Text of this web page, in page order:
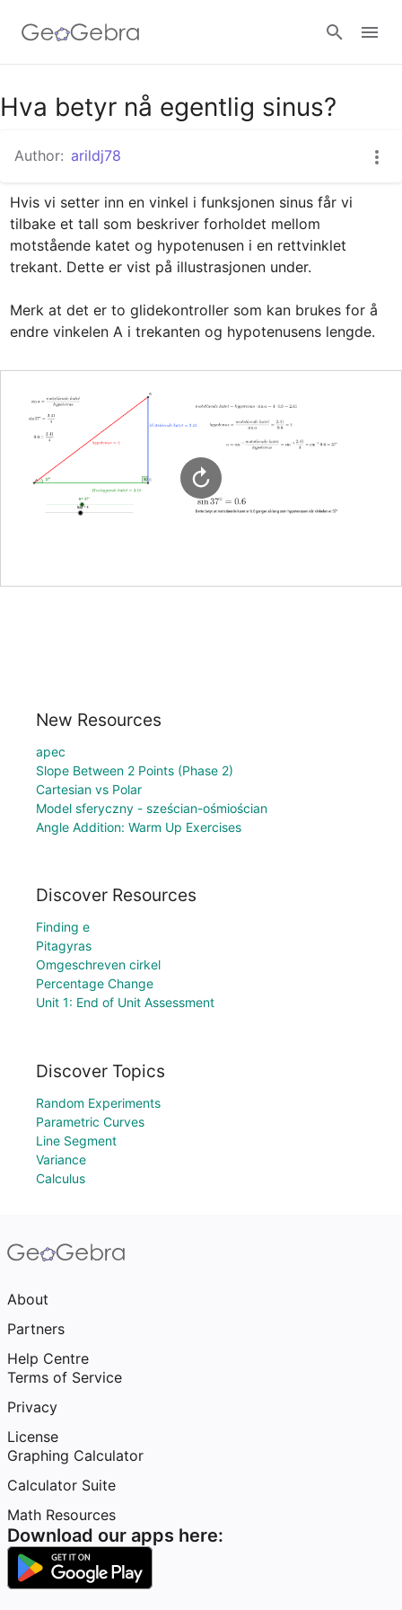
Google Classroom
GeoGebra Classroom
Sign in
Hva betyr nå egentlig sinus?
Author: arildj78
Hvis vi setter inn en vinkel i funksjonen sinus får vi
tilbake et tall som beskriver forholdet mellom
motstående katet og hypotenusen i en rettvinklet
trekant. Dette er vist på illustrasjonen under.
Merk at det er to glidekontroller som kan brukes for å
endre vinkelen A i trekanten og hypotenusens lengde.
New Resources
apec
Slope Between 2 Points (Phase 2)
Cartesian vs Polar
Model sferyczny - sześcian-ośmiościan
Angle Addition: Warm Up Exercises
Discover Resources
Finding e
Pitagyras
Omgeschreven cirkel
Percentage Change
Unit 1: End of Unit Assessment
Discover Topics
Random Experiments
Parametric Curves
Line Segment
Variance
Calculus
About
Partners
Help Centre
Terms of Service
Privacy
License
Graphing Calculator
Calculator Suite
Math Resources
Download our apps here: